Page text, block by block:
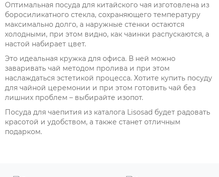
Оптимальная посуда для китайского чая изготовлена из
боросиликатного стекла, сохраняющего температуру
максимально долго, а наружные стенки остаются
холодными, при этом видно, как чаинки распускаются, а
настой набирает цвет.
Это идеальная кружка для офиса. В ней можно
заваривать чай методом пролива и при этом
наслаждаться эстетикой процесса. Хотите купить посуду
для чайной церемонии и при этом готовить чай без
лишних проблем – выбирайте изопот.
Посуда для чаепития из каталога Lisosad будет радовать
красотой и удобством, а также станет отличным
подарком.